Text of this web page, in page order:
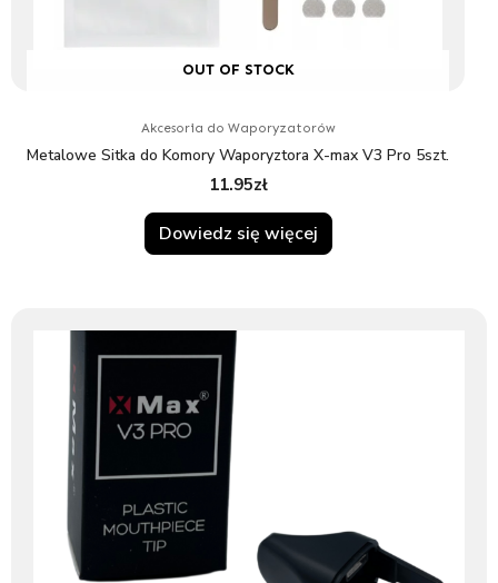
OUT OF STOCK
Akcesoria do Waporyzatorów
Metalowe Sitka do Komory Waporyztora X-max V3 Pro 5szt.
11.95zł
Dowiedz się więcej